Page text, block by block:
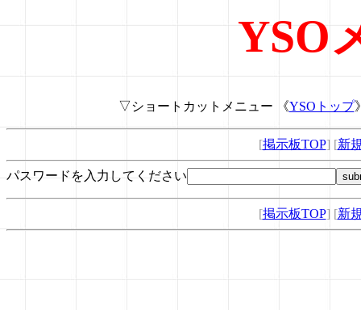
YSO
▽ショートカットメニュー 《YSOトップ
[掲示板TOP] [新
パスワードを入力してください
[掲示板TOP] [新